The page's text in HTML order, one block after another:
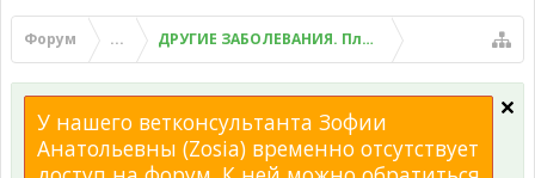
Форум ... ДРУГИЕ ЗАБОЛЕВАНИЯ. Плохой помет, рвота и
У нашего ветконсультанта Зофии
Анатольевны (Zosia) временно отсутствует